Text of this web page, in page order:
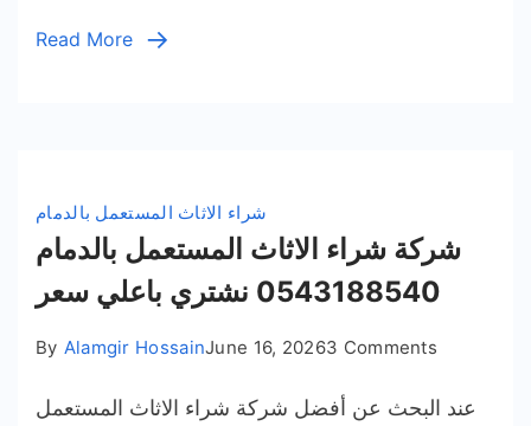
Read More
شراء الاثاث المستعمل بالدمام
شركة شراء الاثاث المستعمل بالدمام
0543188540 نشتري باعلي سعر
By Alamgir HossainJune 16, 20263 Comments
شراء
عند البحث عن أفضل شركة شراء الاثاث المستعمل